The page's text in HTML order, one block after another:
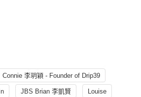
Connie 李玥穎 - Founder of Drip39
In JBS Brian 李凱賢 Louise